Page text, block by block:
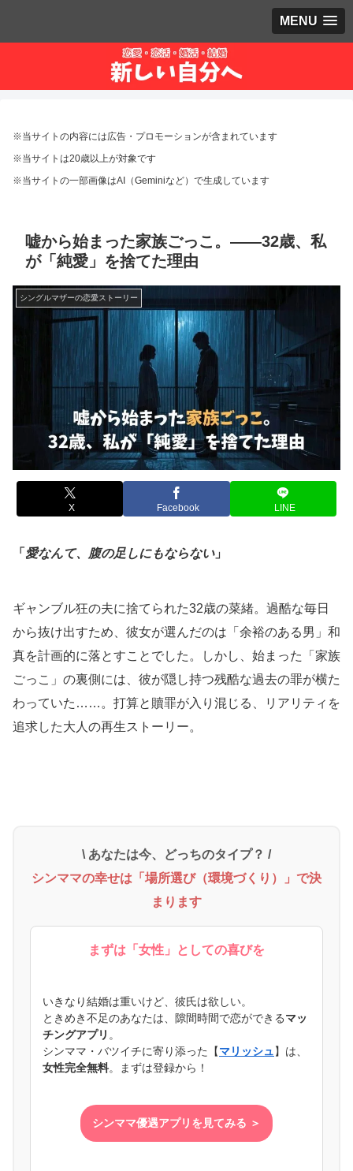
MENU
※当サイトの内容には広告・プロモーションが含まれています
※当サイトは20歳以上が対象です
※当サイトの一部画像はAI（Geminiなど）で生成しています
嘘から始まった家族ごっこ。――32歳、私
が「純愛」を捨てた理由
シングルマザーの恋愛ストーリー
X Facebook LINE
「 愛なんて、腹の足しにもならない」
ギャンブル狂の夫に捨てられた32歳の菜緒。過酷な毎日
から抜け出すため、彼女が選んだのは「余裕のある男」和
真を計画的に落とすことでした。しかし、始まった「家族
ごっこ」の裏側には、彼が隠し持つ残酷な過去の罪が横た
わっていた……。打算と贖罪が入り混じる、リアリティを
追求した大人の再生ストーリー。
\ あなたは今、どっちのタイプ？ /
シンママの幸せは「場所選び（環境づくり）」で決
まります
まずは「女性」としての喜びを
いきなり結婚は重いけど、彼氏は欲しい。
ときめき不足のあなたは、隙間時間で恋ができるマッ
チングアプリ 。
シンママ・バツイチに寄り添った【マリッシュ】は、
女性完全無料。まずは登録から！
シンママ優遇アプリを見てみる ＞